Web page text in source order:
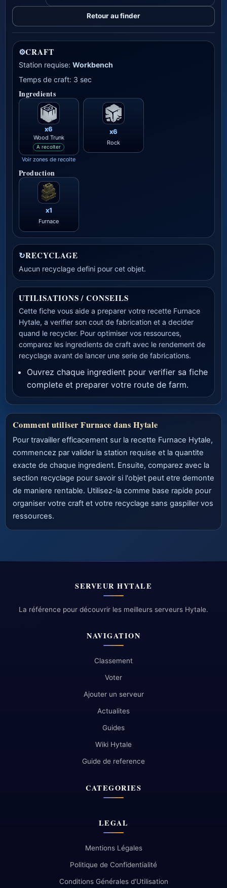
Retour au finder
⚙CRAFT
Station requise: Workbench
Temps de craft: 3 sec
Ingredients
x6
Wood Trunk
A recolter
Voir zones de recolte
x6
Rock
Production
x1
Furnace
↻RECYCLAGE
Aucun recyclage defini pour cet objet.
UTILISATIONS / CONSEILS
Cette fiche vous aide a preparer votre recette Furnace
Hytale, a verifier son cout de fabrication et a decider
quand le recycler. Pour optimiser vos ressources,
comparez les ingredients de craft avec le rendement de
recyclage avant de lancer une serie de fabrications.
Ouvrez chaque ingredient pour verifier sa fiche
complete et preparer votre route de farm.
Comment utiliser Furnace dans Hytale
Pour travailler efficacement sur la recette Furnace Hytale,
commencez par valider la station requise et la quantite
exacte de chaque ingredient. Ensuite, comparez avec la
section recyclage pour savoir si l'objet peut etre demonte
de maniere rentable. Utilisez-la comme base rapide pour
organiser votre craft et votre recyclage sans gaspiller vos
ressources.
SERVEUR HYTALE
La référence pour découvrir les meilleurs serveurs Hytale.
NAVIGATION
Classement
Voter
Ajouter un serveur
Actualites
Guides
Wiki Hytale
Guide de reference
CATEGORIES
LEGAL
Mentions Légales
Politique de Confidentialité
Conditions Générales d'Utilisation